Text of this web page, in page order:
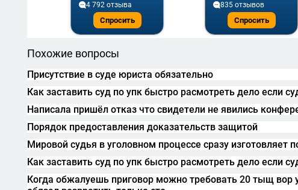
4 792 отзывa
Спросить
835 отзывов
Спросить
Похожие вопросы
Присутствие в суде юриста обязательно
Как заставить суд по упк быстро расмотреть дело если
Написала пришёл отказ что свидетели не явились
Порядок предоставления доказательств защитой
Мировой судья в уголовном процессе сразу изготовляет
Как заставить суд по упк быстро расмотреть дело если
Когда обжалуешь приговор можно требовать 20 тыщ